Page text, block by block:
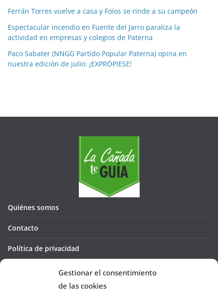
Gestionar el consentimiento
de las cookies
s
Ferrán Torres vuelve a casa y Foios se rinde a su campeón
Espectacular incendio en Fuente del Jarro paraliza la
actividad en empresas y colegios de Paterna
Paco Sabater (NNGG Partido Popular Paterna) opina en
nuestra edición de julio: ¡EXPRÓPIESE!
Quiénes somos
Contacto
Política de privacidad
Política de cookies (UE)